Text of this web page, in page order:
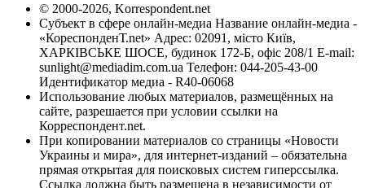
© 2000-2026, Korrespondent.net
Субъект в сфере онлайн-медиа Название онлайн-медиа -
«КореспонденТ.net» Адрес: 02091, місто Київ,
ХАРКІВСЬКЕ ШОСЕ, будинок 172-Б, офіс 208/1 E-mail:
sunlight@mediadim.com.ua Телефон: 044-205-43-00
Идентификатор медиа - R40-06068
Использование любых материалов, размещённых на
сайте, разрешается при условии ссылки на
Корреспондент.net.
При копировании материалов со страницы «Новости
Украины и мира», для интернет-изданий – обязательна
прямая открытая для поисковых систем гиперссылка.
Ссылка должна быть размещена в независимости от